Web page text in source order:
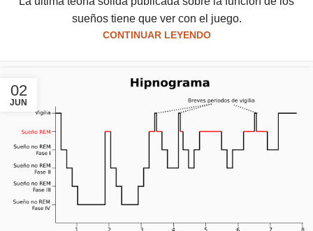
sueños tiene que ver con el juego.
CONTINUAR LEYENDO
02
JUN